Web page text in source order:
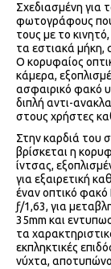
Σχεδιασμένη για
φωτογράφους που
τους με το
τα εστιακά μήκη,
Ο κορυφαίος
κάμερα,
ασφαιρικό φακό
διπλή αντι-
στους χρήστες
Στην καρδιά του
βρίσκεται η
ίντσας,
για εξαιρετική
έναν οπτικό φακό
ƒ/1,63, για
35mm και
τα
εκπληκτικές
νύχτα,